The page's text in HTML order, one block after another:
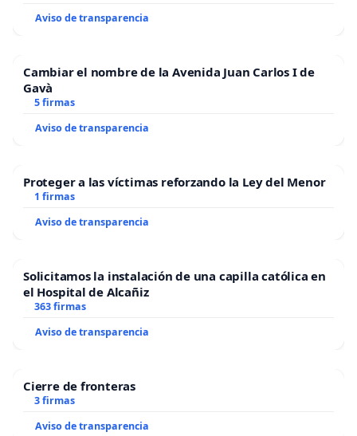
Aviso de transparencia
Cambiar el nombre de la Avenida Juan Carlos I de
Gavà
5 firmas
Aviso de transparencia
Proteger a las víctimas reforzando la Ley del Menor
1 firmas
Aviso de transparencia
Solicitamos la instalación de una capilla católica en
el Hospital de Alcañiz
363 firmas
Aviso de transparencia
Cierre de fronteras
3 firmas
Aviso de transparencia